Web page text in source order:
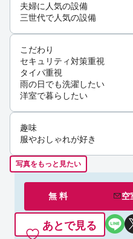
夫婦に人気の設備
三世代で人気の設備
こだわり
セキュリティ対策重視
タイパ重視
雨の日でも洗濯したい
洋室で暮らしたい
趣味
服やおしゃれが好き
写真をもっと見たい
無 料 空
あとで見る